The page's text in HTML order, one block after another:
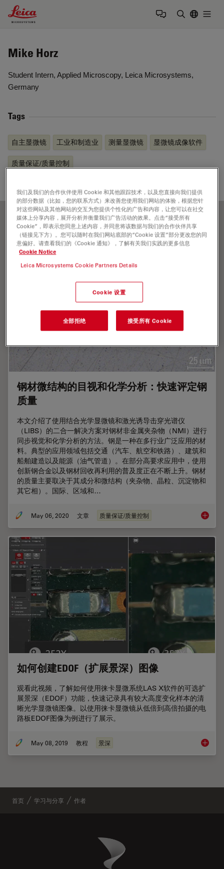
Leica Microsystems Logo
Mike Horz
Student Intern, Applied Microscopy, Leica Microsystems,
Germany
Tags
自主显微镜 工业和制造业 测量显微镜 显微镜成像软件
质量保证/质量控制
钢材微结构的目视和化学分析：快速评定钢
质量
本文介绍了使用结合光学显微镜和激光诱导击穿光谱仪
（LIBS）的二合一解决方案对钢材非金属夹杂物（NMI）进行
同步视觉和化学分析的方法。钢是一种在多行业广泛应用的材
料。典型的应用领域包括交通（汽车、航空和铁路）、建筑和
船舶建造以及能源（油气管道）。在部分高要求应用中，使用
创新钢合金以及钢材回收再利用的普及度正在不断上升。钢材
的质量主要取决于其成分和微结构（夹杂物、晶粒、沉淀物和
其它相）。国际、区域和…
May 06, 2020 文章 质量保证/质量控制 钢材微
如何创建EDOF（扩展景深）图像
观看此视频，了解如何使用徕卡显微系统LAS X软件的可选扩
展景深（EDOF）功能，快速记录具有较大高度变化样本的清
晰光学显微镜图像。以使用徕卡显微镜从低倍到高倍拍摄的电
路板EDOF图像为例进行了展示。
May 08, 2019 教程 景深 如何创
首页 学习与分享 作者
Danaher Logo
我们及我们的合作伙伴使用 Cookie 和其他跟踪技术，以及您直接向我们提供
的部分数据（比如，您的联系方式）来改善您使用我们网站的体验，根据您针
对这些网站及其他网站的交互为您提供个性化的广告和内容，让您可以在社交
媒体上分享内容，展开分析并衡量我们广告活动的效果。点击“接受所有
Cookie”，即表示您同意上述内容，并同意将该数据与我们的合作伙伴共享
（链接见下方）。您可以随时在我们网站底部的“Cookie 设置”部分更改您的同
意偏好。请查看我们的《Cookie 通知》，了解有关我们实践的更多信息
Cookie Notice
Leica Microsystems Cookie Partners Details
Cookie 设置
全部拒绝 接受所有 Cookie